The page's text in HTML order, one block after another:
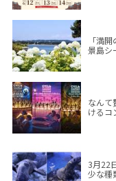
「満
景島シ
なんて
けるコ
3月22
少な種